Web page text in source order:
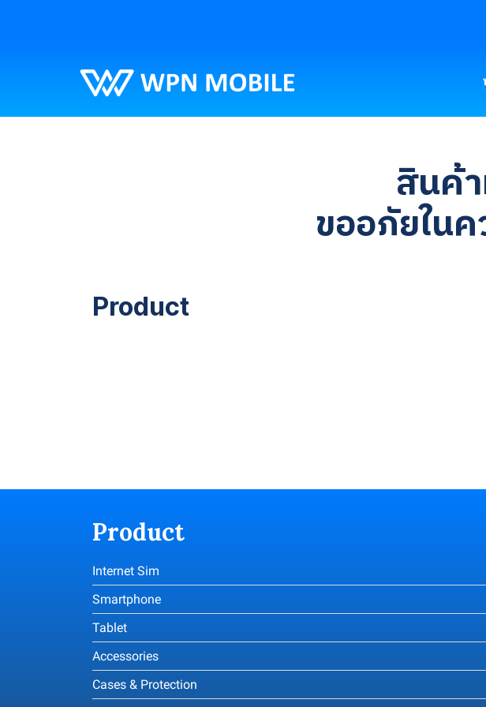
สินค้
ขออภัยในค
Product
Product
Internet Sim
Smartphone
Tablet
Accessories
Cases & Protection